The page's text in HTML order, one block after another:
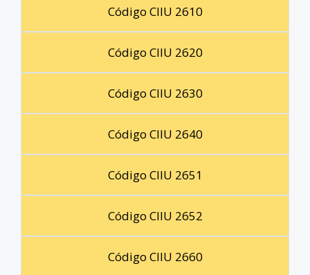
Código CIIU 2610
Código CIIU 2620
Código CIIU 2630
Código CIIU 2640
Código CIIU 2651
Código CIIU 2652
Código CIIU 2660